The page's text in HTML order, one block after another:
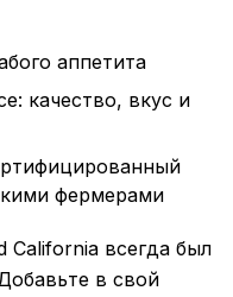
аппетита
качество, вкус и
фермерами
California всегда был
в свой